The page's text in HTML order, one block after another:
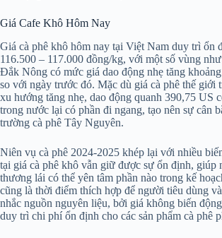
Giá Cafe Khô Hôm Nay
Giá cà phê khô hôm nay tại Việt Nam duy trì ổn
116.500 – 117.000 đồng/kg, với một số vùng
Đắk Nông có mức giá dao động nhẹ tăng
so với ngày trước đó. Mặc dù giá cà phê thế giới
xu hướng tăng nhẹ, dao động quanh 390,75 US
trong nước lại có phần đi ngang, tạo nên sự cân
trường cà phê Tây Nguyên.
Niên vụ cà phê 2024-2025 khép lại với nhiều
tại giá cà phê khô vẫn giữ được sự ổn định, giúp
thương lái có thể yên tâm phần nào trong kế
cũng là thời điểm thích hợp để người tiêu dùng
nhắc nguồn nguyên liệu, bởi giá không biến
duy trì chi phí ổn định cho các sản phẩm cà phê